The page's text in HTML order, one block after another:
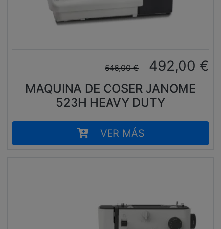
546,00 € 492,00 €
MAQUINA DE COSER JANOME
523H HEAVY DUTY
VER MÁS